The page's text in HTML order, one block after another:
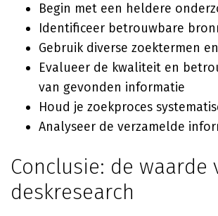
Begin met een heldere
Identificeer betrouwbare
Gebruik diverse zoektermen
Evalueer de kwaliteit en
van gevonden informatie
Houd je zoekproces
Analyseer de verzamelde
Conclusie: de waarde
deskresearch